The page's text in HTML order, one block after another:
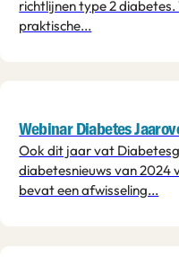
richtlijnen type 2
praktische...
Webinar Diabetes
Ook dit jaar vat
diabetesnieuws van 2024
bevat een afwisseling...